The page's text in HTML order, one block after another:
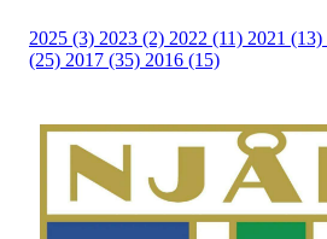
2025 (3) 2023 (2) 2022 (11) 2021 (13)
(25) 2017 (35) 2016 (15)